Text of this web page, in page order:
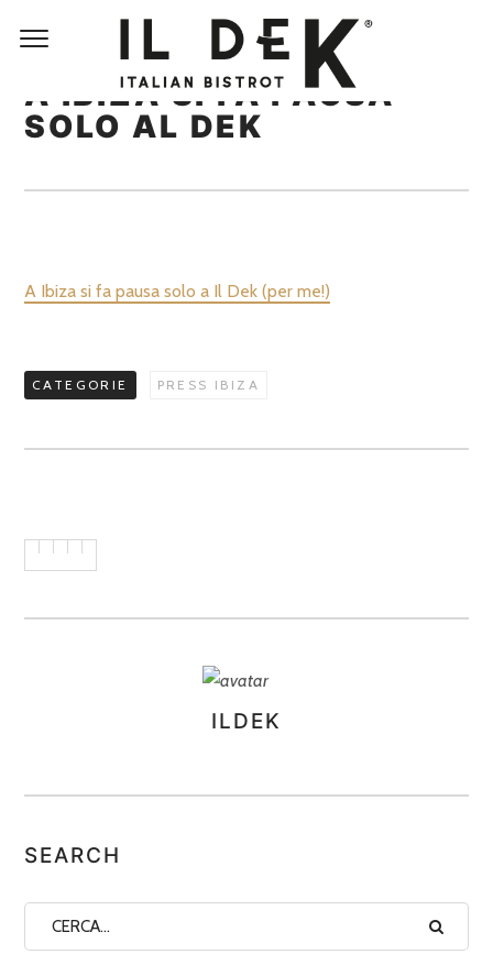
A IBIZA SI FA PAUSA
SOLO AL DEK
A Ibiza si fa pausa solo a Il Dek (per me!)
CATEGORIE PRESS IBIZA
ILDEK
SEARCH